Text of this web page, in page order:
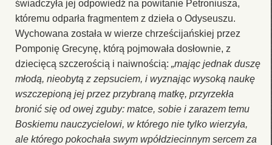
świadczyła jej odpowiedź na powitanie Petroniusza,
któremu odparła fragmentem z dzieła o Odyseuszu.
Wychowana została w wierze chrześcijańskiej przez
Pomponię Grecynę, którą pojmowała dosłownie, z
dziecięcą szczerością i naiwnością: „mając jednak duszę
młodą, nieobytą z zepsuciem, i wyznając wysoką naukę
wszczepioną jej przez przybraną matkę, przyrzekła
bronić się od owej zguby: matce, sobie i zarazem temu
Boskiemu nauczycielowi, w którego nie tylko wierzyła,
ale którego pokochała swym wpółdziecinnym sercem za